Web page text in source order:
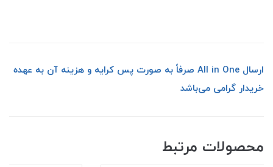
ارسال All in One صرفاً به صورت پس کرایه و هزینه آن به عهده
خریدار گرامی می‌باشد
محصولات مرتبط